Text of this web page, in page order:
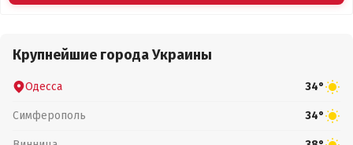
Крупнейшие города Украины
Одесса 34°
Симферополь 34°